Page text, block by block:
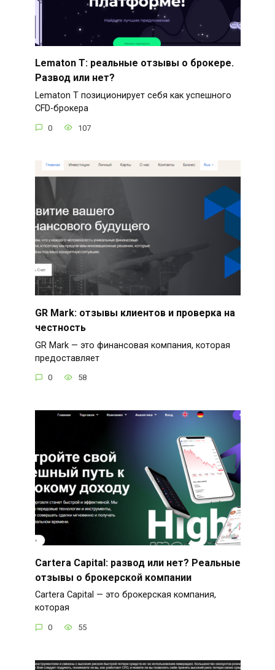
Lematon T: реальные отзывы о брокере.
Развод или нет?
Lematon T позиционирует себя как успешного
CFD-брокера
0 107
GR Mark: отзывы клиентов и проверка на
честность
GR Mark — это финансовая компания, которая
предоставляет
0 58
Cartera Capital: развод или нет? Реальные
отзывы о брокерской компании
Cartera Capital — это брокерская компания,
которая
0 55